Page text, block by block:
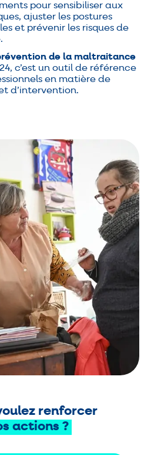
pour sensibiliser aux
ajuster les postures
et prévenir les risques de
de la maltraitance
c’est un outil de référence
en matière de
d’intervention.
renforcer
actions ?